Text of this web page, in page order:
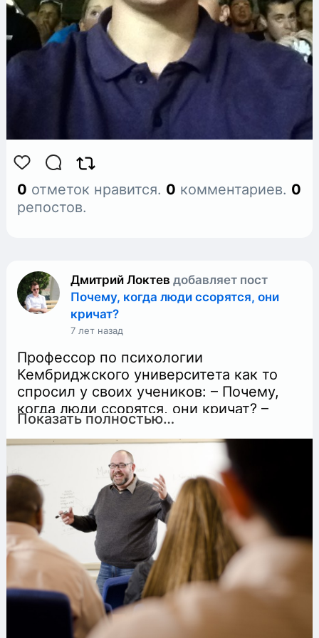
0 отметок нравится. 0 комментариев. 0
репостов.
Дмитрий Локтев добавляет пост
Почему, когда люди ссорятся, они
кричат?
7 лет назад
Профессор по психологии
Кембриджского университета как то
спросил у своих учеников: – Почему,
когда люди ссорятся, они кричат? –
Потому, что теряют спокойствие,-
сказал один. – Но зачем же кричать,
если другой человек находиться с
тобой рядом?- спросил профессор. –
Нельзя с ним говорить тихо? Зачем
кричать, если ты рассержен? Ученики
предлагали свои ответы, но ни один из
них не устроил профессора. В конце
концов он объяснил почему это
происходит: – Когда люди недовольны
друг другом и ссорятся, их сердца
отдаляются. Для того чтобы покрыть
это расстояние и услышать друг друга,
Показать полностью…